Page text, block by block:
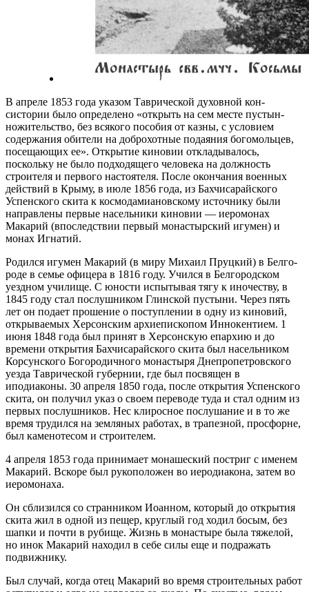
В апреле 1853 года указом Таврической духовной кон­
систории было определено «открыть на сем месте пустын­
ножительство, без всякого пособия от казны, с условием
содержания обители на доброхотные подаяния богомоль­цев,
посещающих ее». Открытие киновии откладывалось,
поскольку не было подходящего человека на должность
строителя и первого настоятеля. После окончания военных
действий в Крыму, в июле 1856 года, из Бахчисарайского
Успенского скита к космодамиановскому источнику были
направлены первые насельники киновии — иеромонах
Макарий (впоследствии первый монастырский игумен) и
монах Игнатий.
Родился игумен Макарий (в миру Михаил Пруцкий) в Белго­
роде в семье офицера в 1816 году. Учился в Белгородском
уездном училище. С юности испытывая тягу к иночеству, в
1845 году стал послушником Глинской пустыни. Через пять
лет он подает про­шение о поступлении в одну из киновий,
открываемых Херсон­ским архиепископом Иннокентием. 1
июня 1848 года был принят в Херсонскую епархию и до
времени открытия Бахчисарайского скита был насельником
Корсунского Богородичного монастыря Днепропетровского
уезда Таврической губернии, где был посвя­щен в
иподиаконы. 30 апреля 1850 года, после открытия Успен­ского
скита, он получил указ о своем переводе туда и стал одним из
первых послушников. Нес клиросное послушание и в то же
время трудился на земляных работах, в трапезной, просфорне,
был каменотесом и строителем.
4 апреля 1853 года принимает мо­нашеский постриг с именем
Макарий. Вскоре был рукоположен во иеродиакона, затем во
иеромонаха.
Он сблизился со странником Иоанном, который до от­крытия
скита жил в одной из пещер, круглый год ходил босым, без
шапки и почти в рубище. Жизнь в монастыре была тяжелой,
но инок Макарий находил в себе силы еще и подражать
подвижнику.
Был случай, когда отец Макарий во время строительных работ